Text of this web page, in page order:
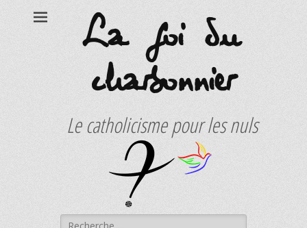
La foi du
charbonnier
Le catholicisme pour les nuls
Rechercher :